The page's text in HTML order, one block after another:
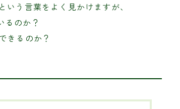
う言葉をよく見かけますが、
るのか？
きるのか？